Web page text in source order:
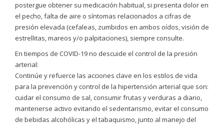
postergue obtener su medicación habitual, si presenta dolor en
el pecho, falta de aire o síntomas relacionados a cifras de
presión elevada (cefaleas, zumbidos en ambos oídos, visión de
estrellitas, mareos y/o palpitaciones), siempre consulte.
En tiempos de COVID-19 no descuide el control de la presión
arterial:
Continúe y refuerce las acciones clave en los estilos de vida
para la prevención y control de la hipertensión arterial que son:
cuidar el consumo de sal, consumir frutas y verduras a diario,
mantenerse activo evitando el sedentarismo, evitar el consumo
de bebidas alcohólicas y el tabaquismo, junto al manejo del